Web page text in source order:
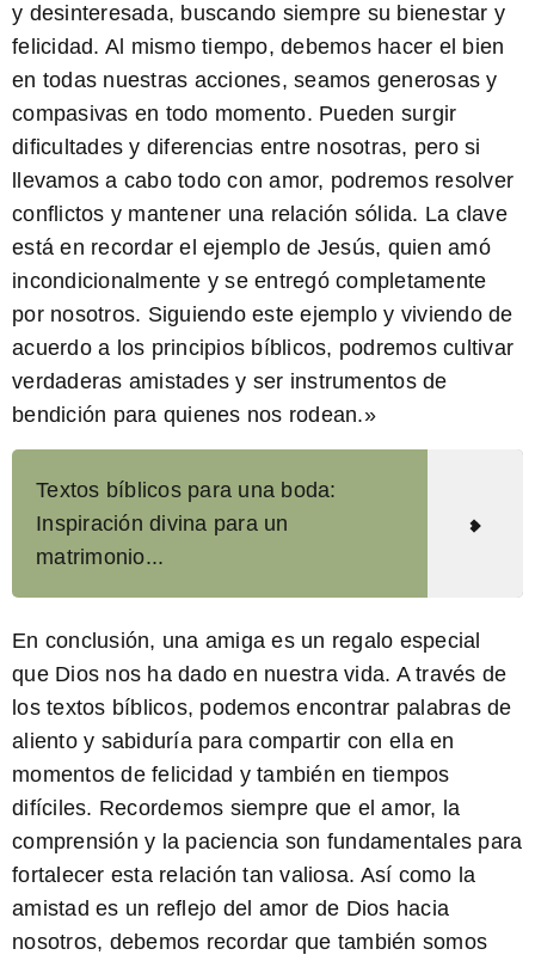
y desinteresada, buscando siempre su bienestar y
felicidad. Al mismo tiempo, debemos hacer el bien
en todas nuestras acciones, seamos generosas y
compasivas en todo momento. Pueden surgir
dificultades y diferencias entre nosotras, pero si
llevamos a cabo todo con amor, podremos resolver
conflictos y mantener una relación sólida. La clave
está en recordar el ejemplo de Jesús, quien amó
incondicionalmente y se entregó completamente
por nosotros. Siguiendo este ejemplo y viviendo de
acuerdo a los principios bíblicos, podremos cultivar
verdaderas amistades y ser instrumentos de
bendición para quienes nos rodean.»
Textos bíblicos para una boda:
Inspiración divina para un
matrimonio...
En conclusión, una amiga es un regalo especial
que Dios nos ha dado en nuestra vida. A través de
los textos bíblicos, podemos encontrar palabras de
aliento y sabiduría para compartir con ella en
momentos de felicidad y también en tiempos
difíciles. Recordemos siempre que el amor, la
comprensión y la paciencia son fundamentales para
fortalecer esta relación tan valiosa. Así como la
amistad es un reflejo del amor de Dios hacia
nosotros, debemos recordar que también somos